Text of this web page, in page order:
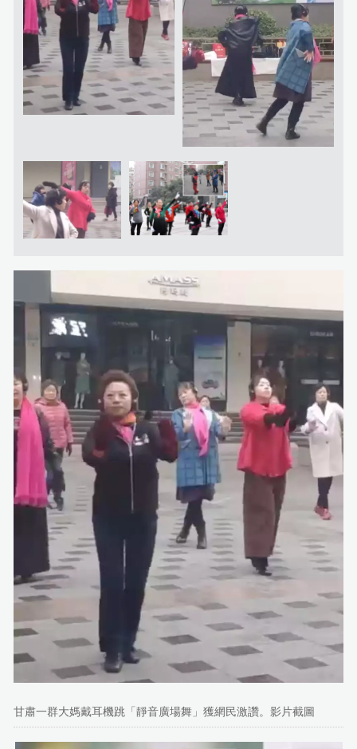
甘肅一群大媽戴耳機跳「靜音廣場舞」獲網民激讚。影片截圖